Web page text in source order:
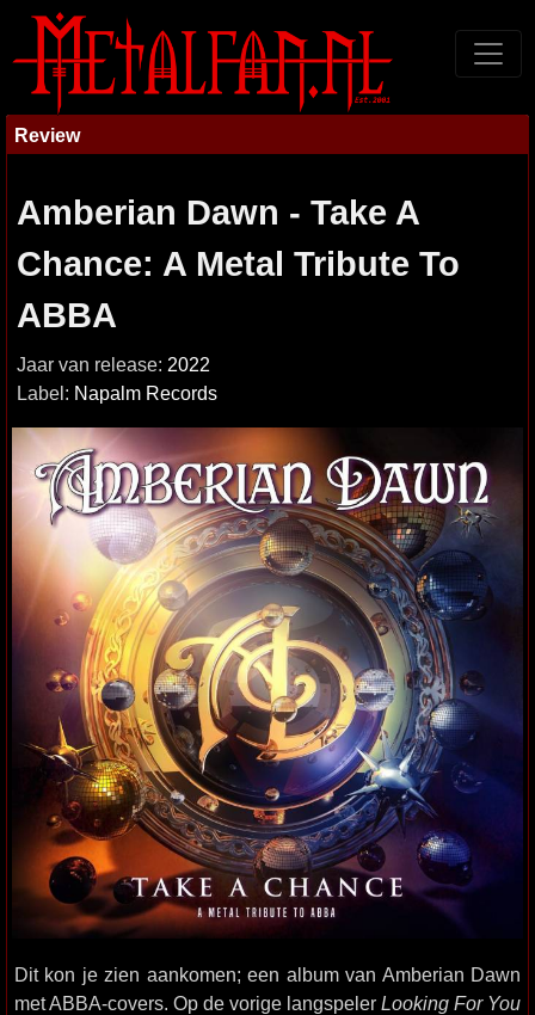
Review
Amberian Dawn - Take A
Chance: A Metal Tribute To
ABBA
Jaar van release: 2022
Label: Napalm Records
Dit kon je zien aankomen; een album van Amberian Dawn
met ABBA-covers. Op de vorige langspeler Looking For You